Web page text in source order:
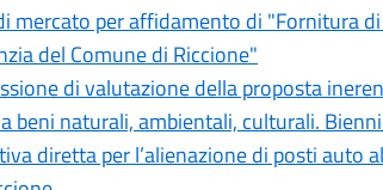
mercato per affidamento di "Fornitura
del Comune di Riccione"
di valutazione della proposta
beni naturali, ambientali, culturali.
diretta per l’alienazione di posti auto